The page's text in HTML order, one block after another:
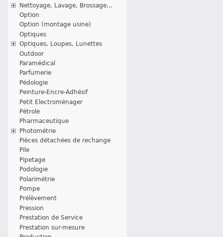
Nettoyage, Lavage, Brossage...
Option
Option (montage usine)
Optiques
Optiques, Loupes, Lunettes
Outdoor
Paramédical
Parfumerie
Pédologie
Peinture-Encre-Adhésif
Petit Electroménager
Pétrole
Pharmaceutique
Photométrie
Pièces détachées de rechange
Pile
Pipetage
Podologie
Polarimétrie
Pompe
Prélèvement
Pression
Prestation de Service
Prestation sur-mesure